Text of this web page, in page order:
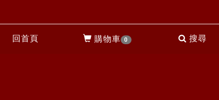
回首頁 購物車 0 搜尋